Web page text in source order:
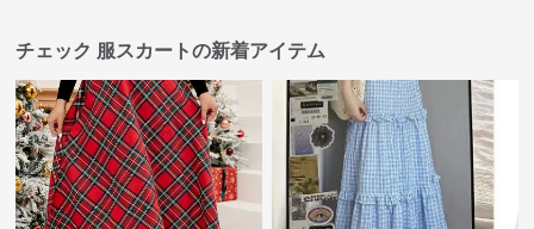
チェック 服スカートの新着アイテム